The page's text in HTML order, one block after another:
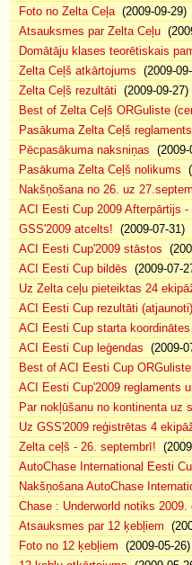
Foto no Zelta Ceļa(2009-09-29)
Atsauksmes par Zelta Ceļu
Domātāju klases teorētiskais
Zelta Ceļš atkārtojums (2009-
Zelta Ceļš rezultāti (2009-09-27)
Best of Zelta Ceļš ORGuliste
Pasākuma Zelta Ceļš reglaments
Pēcpasākuma naksniņas (2009-
Pasākuma Zelta Ceļš nolikums
Nakšņošana no 26. uz
ACI Eesti Cup 2009 Afterpārtijs -
GSS'2009 atcelts! (2009-07-31)
ACI Eesti Cup'2009 stāstos
ACI Eesti Cup bildēs (2009-07-
Uz Zelta ceļu pieteiktas 24
ACI Eesti Cup rezultāti (atjaunoti)
ACI Eesti Cup starta koordinātes
ACI Eesti Cup leģendas (2009-
Best of ACI Eesti Cup
ACI Eesti Cup'2009 reglaments
Par nokļūšanu no kontinenta uz
Uz GSS'2009 reģistrētas 4
Zelta ceļš - 26. septembrī!
AutoChase International Eesti
Nakšņošana AutoChase
Chase : Underworld notiks 2009.
Atsauksmes par 12 ķebļiem
Foto no 12 ķebļiem (2009-05-26)